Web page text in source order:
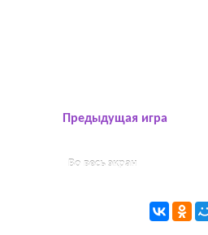
Предыдущая игра
Во весь экран